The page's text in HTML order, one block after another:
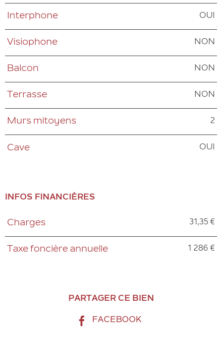
Interphone OUI
Visiophone NON
Balcon NON
Terrasse NON
Murs mitoyens 2
Cave OUI
INFOS FINANCIÈRES
Caractéristiques
Charges 31,35 €
Taxe foncière annuelle 1 286 €
PARTAGER CE BIEN
FACEBOOK